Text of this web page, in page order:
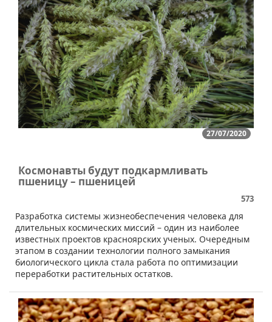
27/07/2020
Космонавты будут подкармливать
пшеницу – пшеницей
573
​Разработка системы жизнеобеспечения человека для
длительных космических миссий – один из наиболее
известных проектов красноярских ученых. Очередным
этапом в создании технологии полного замыкания
биологического цикла стала работа по оптимизации
переработки растительных остатков.